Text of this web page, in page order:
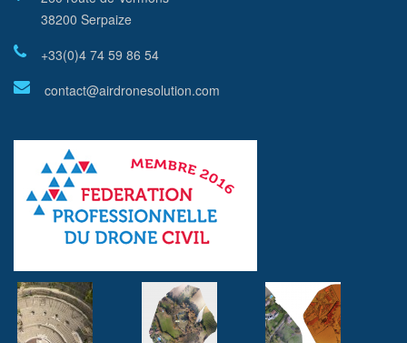
38200 Serpaize
+33(0)4 74 59 86 54
contact@airdronesolution.com